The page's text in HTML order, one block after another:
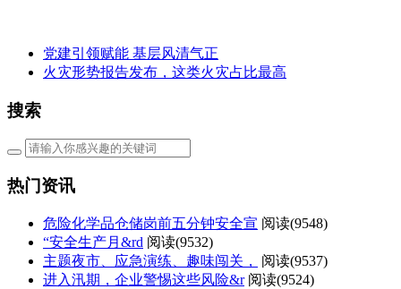
党建引领赋能 基层风清气正
火灾形势报告发布，这类火灾占比最高
搜索
热门资讯
危险化学品仓储岗前五分钟安全宣 阅读(9548)
“安全生产月&rd 阅读(9532)
主题夜市、应急演练、趣味闯关，
阅读(9537)
进入汛期，企业警惕这些风险&r 阅读(9524)